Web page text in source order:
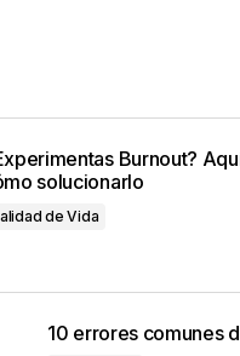
Burnout?
solucionarlo
de Vida
10 errores comunes